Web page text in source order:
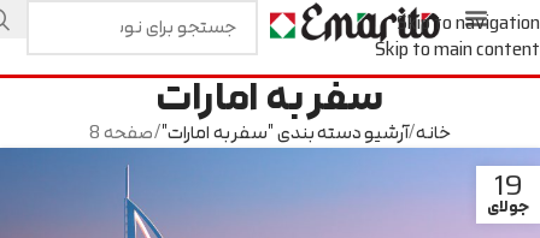
Skip to navigation
Skip to main content
سفر به امارات
خانه آرشیو دسته بندی "سفر به امارات" صفحه 8
19
جولای